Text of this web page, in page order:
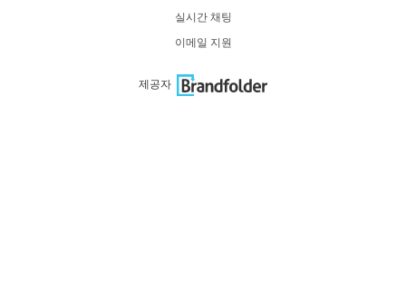
실시간 채팅
이메일 지원
제공자